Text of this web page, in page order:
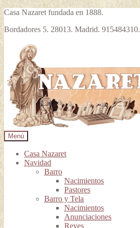
Casa Nazaret fundada en 1888.
Bordadores 5. 28013. Madrid. 915484310.
la
navegación
contenido
Menú
Casa Nazaret
Navidad
Barro
Nacimientos
Pastores
Barro y Tela
Nacimientos
Anunciaciones
Reyes